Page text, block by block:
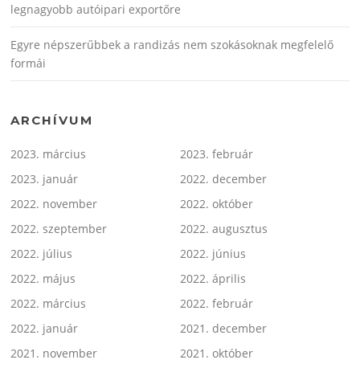
legnagyobb autóipari exportőre
Egyre népszerűbbek a randizás nem szokásoknak megfelelő
formái
ARCHÍVUM
2023. március
2023. február
2023. január
2022. december
2022. november
2022. október
2022. szeptember
2022. augusztus
2022. július
2022. június
2022. május
2022. április
2022. március
2022. február
2022. január
2021. december
2021. november
2021. október